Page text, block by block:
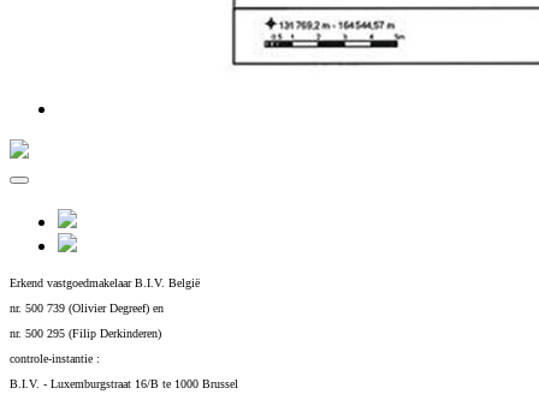
Erkend vastgoedmakelaar B.I.V. België
nr. 500 739 (Olivier Degreef) en
nr. 500 295 (Filip Derkinderen)
controle-instantie :
B.I.V. - Luxemburgstraat 16/B te 1000 Brussel